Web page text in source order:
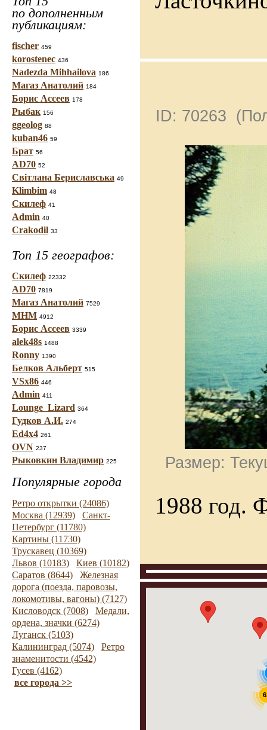
по дополненным
публикациям:
fischer 459
korostenec 436
Nadezda Mihhailova 186
Магаз Анатолий 184
Борис Ассеев 178
Рыбак 156
ggeolog 88
kuban46 59
Брат 56
AD70 52
Світлана Бериславська 49
Klimbim 48
Скилеф 41
Admin 40
Crakodil 33
Топ 15 географов:
Скилеф 22332
AD70 7819
Магаз Анатолий 7529
МНМ 4912
Борис Ассеев 3339
alek48s 1488
Ronny 1390
Белков Альберт 515
VSx86 446
Admin 411
Lounge_Lizard 364
Гудков А.И. 274
Ed4x4 261
OVN 237
Рыковкин Владимир 225
Популярные города
Ретро открытки (24086)
Москва (12939)
Санкт-
Петербург (11780)
Картины (11730)
Трускавец (10369)
Львов (10183)
Киев (10182)
Саратов (8644)
Железная
дорога (поезда, паровозы,
локомотивы, вагоны) (7127)
Кисловодск (7008)
Медали,
ордена, значки (6274)
Луганск (5103)
Калининград (5074)
Ретро
знаменитости (4542)
Гусев (4162)
все города >>
ID: 70263
Размер:
1988 год.